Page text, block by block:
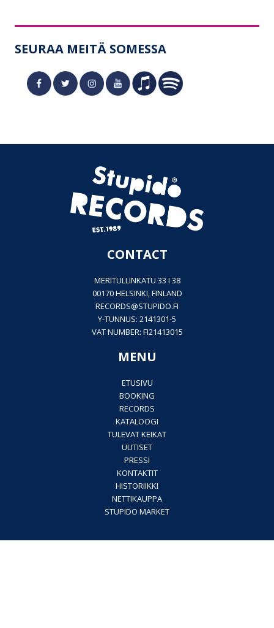
SEURAA MEITÄ SOMESSA
CONTACT
MERITULLINKATU 33 I 38
00170 HELSINKI, FINLAND
RECORDS@STUPIDO.FI
Y-TUNNUS: 2141301-5
VAT NUMBER: FI21413015
MENU
ETUSIVU
BOOKING
RECORDS
KATALOOGI
TULEVAT KEIKAT
UUTISET
PRESSI
KONTAKTIT
HISTORIIKKI
NETTIKAUPPA
STUPIDO MARKET